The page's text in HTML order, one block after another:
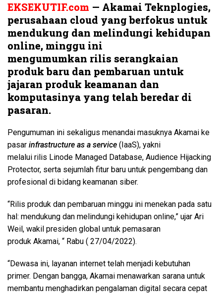
EKSEKUTIF.com — Akamai Teknplogies,
perusahaan cloud yang berfokus untuk
mendukung dan melindungi kehidupan
online, minggu ini
mengumumkan rilis serangkaian
produk baru dan pembaruan untuk
jajaran produk keamanan dan
komputasinya yang telah beredar di
pasaran.
Pengumuman ini sekaligus menandai masuknya Akamai ke
pasar infrastructure as a service (IaaS), yakni
melalui rilis Linode Managed Database, Audience Hijacking
Protector, serta sejumlah fitur baru untuk pengembang dan
profesional di bidang keamanan siber.
“Rilis produk dan pembaruan minggu ini menekan pada satu
hal: mendukung dan melindungi kehidupan online,” ujar Ari
Weil, wakil presiden global untuk pemasaran
produk Akamai, “ Rabu ( 27/04/2022).
“Dewasa ini, layanan internet telah menjadi kebutuhan
primer. Dengan bangga, Akamai menawarkan sarana untuk
membantu menghadirkan pengalaman digital secara cepat